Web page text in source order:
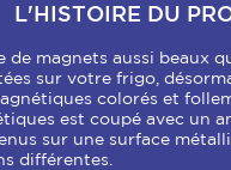
L'HISTOIRE DU
de magnets aussi beaux
sur votre frigo,
colorés et
est coupé avec un
sur une surface
différentes.